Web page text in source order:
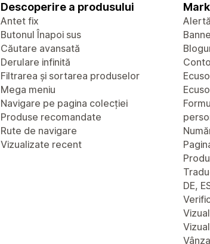
Descoperire a produsului
Antet fix
Butonul Înapoi sus
Căutare avansată
Derulare infinită
Filtrarea și sortarea produselor
Mega meniu
Navigare pe pagina colecției
Produse recomandate
Rute de navigare
Vizualizate recent
DE,